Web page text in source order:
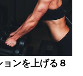
ョンを上げる８